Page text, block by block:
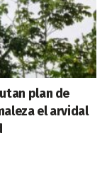
plan de
el arvidal